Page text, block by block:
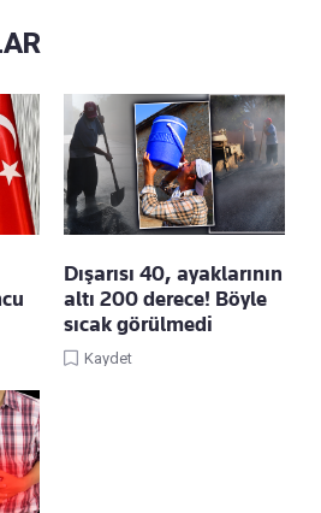
Dışarısı 40, ayaklarının
altı 200 derece! Böyle
sıcak görülmedi
Kaydet